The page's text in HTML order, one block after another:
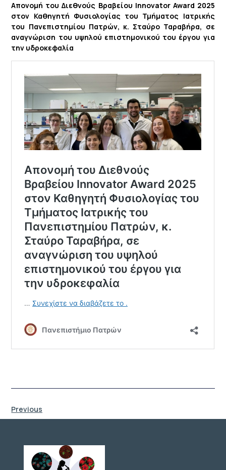
Απονομή του Διεθνούς Βραβείου Innovator Award 2025
στον Καθηγητή Φυσιολογίας του Τμήματος Ιατρικής
του Πανεπιστημίου Πατρών, κ. Σταύρο Ταραβήρα, σε
αναγνώριση του υψηλού επιστημονικού του έργου για
την υδροκεφαλία
Previous